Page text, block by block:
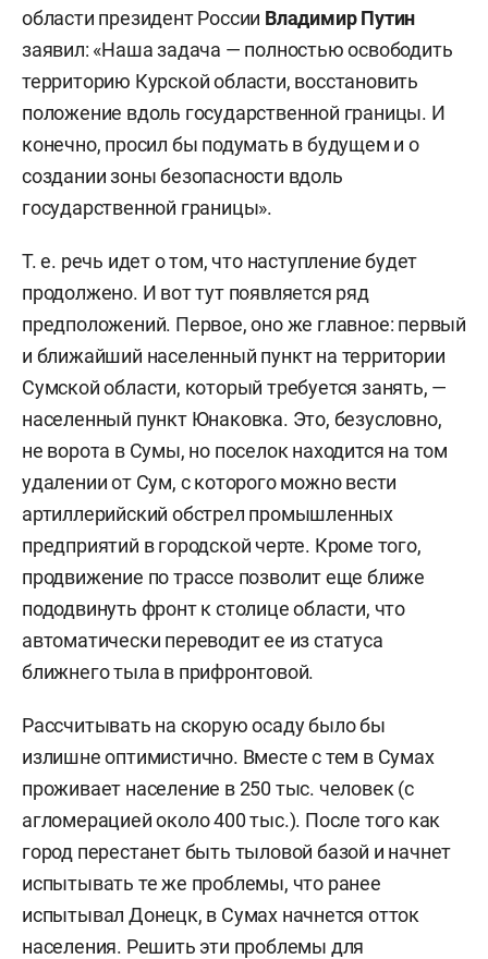
области президент России Владимир Путин
заявил: «Наша задача — полностью освободить
территорию Курской области, восстановить
положение вдоль государственной границы. И
конечно, просил бы подумать в будущем и о
создании зоны безопасности вдоль
государственной границы».
Т. е. речь идет о том, что наступление будет
продолжено. И вот тут появляется ряд
предположений. Первое, оно же главное: первый
и ближайший населенный пункт на территории
Сумской области, который требуется занять, —
населенный пункт Юнаковка. Это, безусловно,
не ворота в Сумы, но поселок находится на том
удалении от Сум, с которого можно вести
артиллерийский обстрел промышленных
предприятий в городской черте. Кроме того,
продвижение по трассе позволит еще ближе
пододвинуть фронт к столице области, что
автоматически переводит ее из статуса
ближнего тыла в прифронтовой.
Рассчитывать на скорую осаду было бы
излишне оптимистично. Вместе с тем в Сумах
проживает население в 250 тыс. человек (с
агломерацией около 400 тыс.). После того как
город перестанет быть тыловой базой и начнет
испытывать те же проблемы, что ранее
испытывал Донецк, в Сумах начнется отток
населения. Решить эти проблемы для